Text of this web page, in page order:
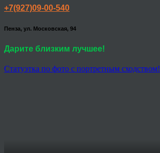
+7(927)09-00-540
Пенза, ул. Московская, 94
Дарите близким лучшее!
Статуэтка по фото с портретным сходством!